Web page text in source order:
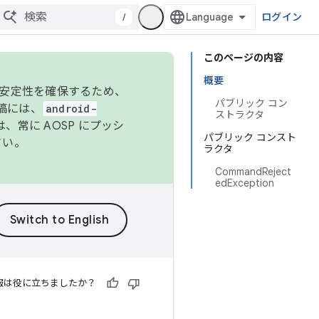
/ ログイン
このページの内容
概要
パブリック コン
ストラクタ
パブリック コンスト
ラクタ
CommandReject
edException
性を確保するため、
は、
android-
常に AOSP にプッシ
。
は役に立ちましたか？